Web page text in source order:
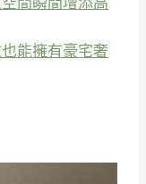
能擁有豪宅奢